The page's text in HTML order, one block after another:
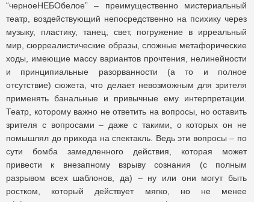
“черноеНЕБОбелое” – преимущественно мистериальный
театр, воздействующий непосредственно на психику через
музыку, пластику, танец, свет, погружение в ирреальный
мир, сюрреалистические образы, сложные метафорические
ходы, имеющие массу вариантов прочтения, нелинейности
и принципиальные разорванности (а то и полное
отсутствие) сюжета, что делает невозможным для зрителя
применять банальные и привычные ему интерпретации.
Театр, которому важно не ответить на вопросы, но оставить
зрителя с вопросами – даже с такими, о которых он не
помышлял до прихода на спектакль. Ведь эти вопросы – по
сути бомба замедленного действия, которая может
привести к внезапному взрыву сознания (с полным
разрывом всех шаблонов, да) – ну или они могут быть
ростком, который действует мягко, но не менее